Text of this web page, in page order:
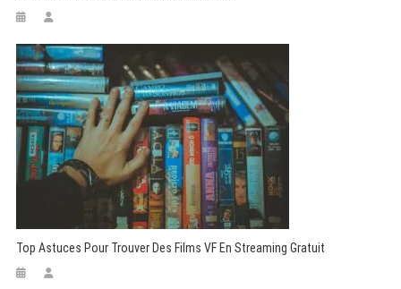
Top Astuces Pour Trouver Des Films VF En Streaming Gratuit